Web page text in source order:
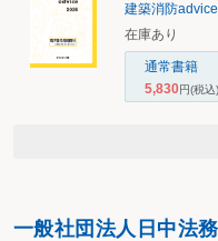
建築消防
在庫あり
通常書籍
5,830円(税込)
一般社団法人日中法